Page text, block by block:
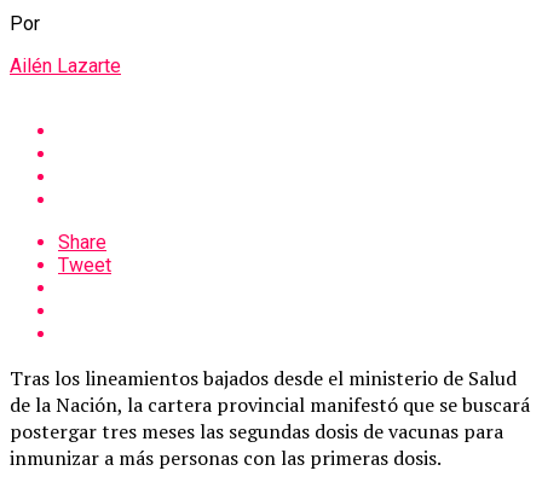
Por
Ailén Lazarte
Share
Tweet
Tras los lineamientos bajados desde el ministerio de Salud
de la Nación, la cartera provincial manifestó que se buscará
postergar tres meses las segundas dosis de vacunas para
inmunizar a más personas con las primeras dosis.